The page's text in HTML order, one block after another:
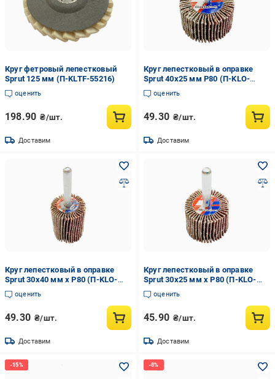
Круг фетровый лепестковый
Sprut 125 мм (П-KLTF-55216)
оценить
198.90 ₴/шт.
Доставим
Круг лепестковый в оправке
Sprut 40x25 мм Р80 (П-KLO-
14100)
оценить
49.30 ₴/шт.
Доставим
Круг лепестковый в оправке
Sprut 30x40 мм x Р80 (П-KLO-
14034)
оценить
49.30 ₴/шт.
Доставим
Круг лепестковый в оправке
Sprut 30x25 мм x Р80 (П-KLO-
14030)
оценить
45.90 ₴/шт.
Доставим